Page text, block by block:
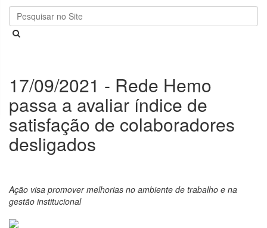
17/09/2021 - Rede Hemo
passa a avaliar índice de
satisfação de colaboradores
desligados
Ação visa promover melhorias no ambiente de trabalho e na
gestão institucional